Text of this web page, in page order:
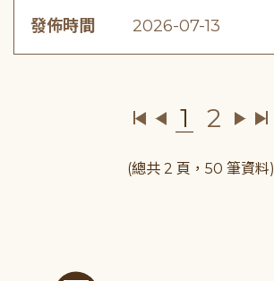
發佈時間 2026-07-13
1 2
(總共 2 頁，50 筆資料)